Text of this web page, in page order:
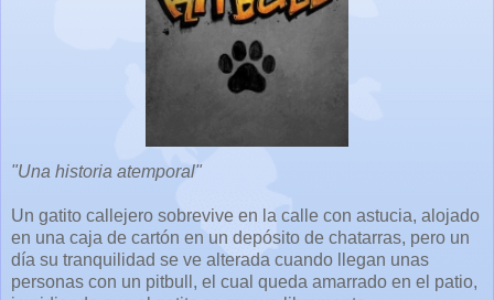
"Una historia atemporal"
Un gatito callejero sobrevive en la calle con astucia, alojado
en una caja de cartón en un depósito de chatarras, pero un
día su tranquilidad se ve alterada cuando llegan unas
personas con un pitbull, el cual queda amarrado en el patio,